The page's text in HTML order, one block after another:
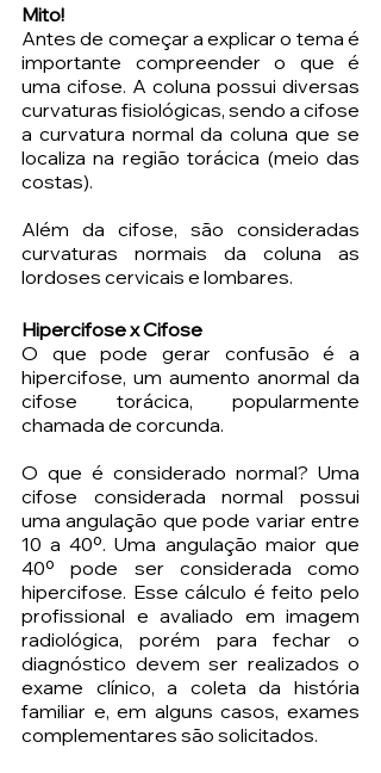
Mito!
Antes de começar a explicar o tema é
importante compreender o que é
uma cifose. A coluna possui diversas
curvaturas fisiológicas, sendo a cifose
a curvatura normal da coluna que se
localiza na região torácica (meio das
costas).
Além da cifose, são consideradas
curvaturas normais da coluna as
lordoses cervicais e lombares.
Hipercifose x Cifose
O que pode gerar confusão é a
hipercifose, um aumento anormal da
cifose torácica, popularmente
chamada de corcunda.
O que é considerado normal? Uma
cifose considerada normal possui
uma angulação que pode variar entre
10 a 40º. Uma angulação maior que
40º pode ser considerada como
hipercifose. Esse cálculo é feito pelo
profissional e avaliado em imagem
radiológica, porém para fechar o
diagnóstico devem ser realizados o
exame clínico, a coleta da história
familiar e, em alguns casos, exames
complementares são solicitados.